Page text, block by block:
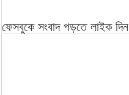
ফেসবুকে সংবাদ পড়তে লাইক দিন